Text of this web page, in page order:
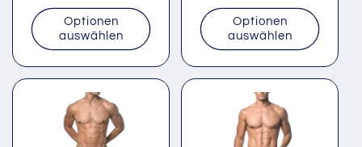
Preis
Optionen
auswählen
Preis
Optionen
auswählen